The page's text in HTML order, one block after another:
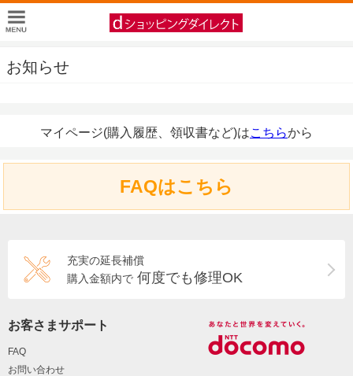
お知らせ
マイページ(購入履歴、領収書など)はこちらから
FAQはこちら
充実の延長補償
購入金額内で 何度でも修理OK
お客さまサポート
FAQ
お問い合わせ